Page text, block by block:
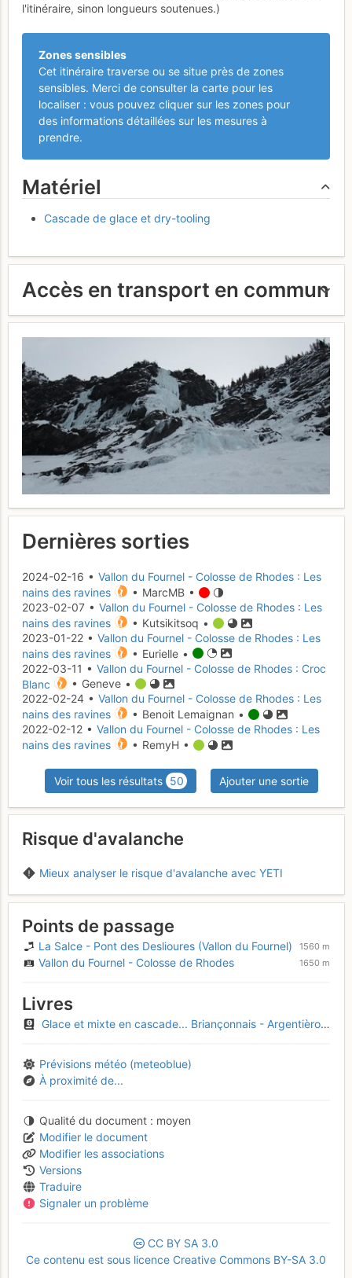
l'itinéraire, sinon longueurs soutenues.)
Zones sensibles
Cet itinéraire traverse ou se situe près de zones
sensibles. Merci de consulter la carte pour les
localiser : vous pouvez cliquer sur les zones pour
des informations détaillées sur les mesures à
prendre.
Matériel
Cascade de glace et dry-tooling
Accès en transport en commun
Dernières sorties
2024-02-16 • Vallon du Fournel - Colosse de Rhodes : Les
nains des ravines
• MarcMB •
2023-02-07 • Vallon du Fournel - Colosse de Rhodes : Les
nains des ravines
• Kutsikitsoq •
2023-01-22 • Vallon du Fournel - Colosse de Rhodes : Les
nains des ravines
• Eurielle •
2022-03-11 • Vallon du Fournel - Colosse de Rhodes : Croc
Blanc
• Geneve •
2022-02-24 • Vallon du Fournel - Colosse de Rhodes : Les
nains des ravines
• Benoit Lemaignan •
2022-02-12 • Vallon du Fournel - Colosse de Rhodes : Les
nains des ravines
• RemyH •
Voir tous les résultats 50 Ajouter une sortie
Risque d'avalanche
Mieux analyser le risque d'avalanche avec YETI
Points de passage
La Salce - Pont des Deslioures (Vallon du Fournel) 1560 m
Vallon du Fournel - Colosse de Rhodes 1650 m
Livres
Glace et mixte en cascade... Briançonnais - Argentièrois - Embrunais
Prévisions météo (meteoblue)
À proximité de...
Qualité du document
moyen
Modifier le document
Modifier les associations
Versions
Traduire
Signaler un problème
CC BY SA 3.0
Ce contenu est sous licence Creative Commons BY-SA 3.0